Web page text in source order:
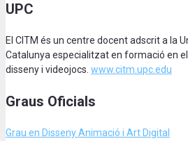
UPC
El CITM és un centre docent adscrit a la
Catalunya especialitzat en formació en
disseny i videojocs. www.citm.upc.edu
Graus Oficials
Grau en Disseny Animació i Art Digital